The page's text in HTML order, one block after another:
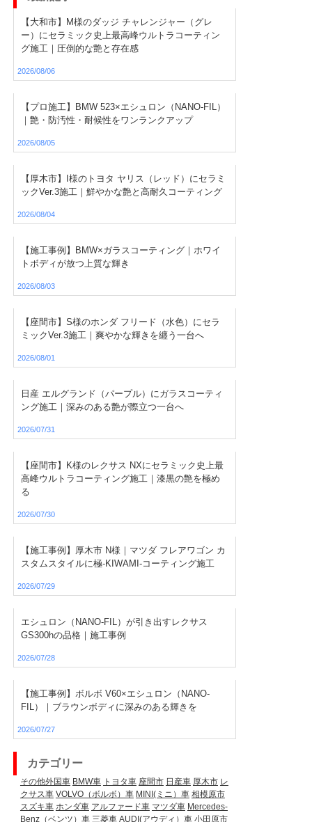
【大和市】M様のダッジ チャレンジャー（グレ
ー）にセラミック史上最高峰ウルトラコーティン
グ施工｜圧倒的な艶と存在感
2026/08/06
【プロ施工】BMW 523×エシュロン（NANO-FIL）
｜艶・防汚性・耐候性をワンランクアップ
2026/08/05
【厚木市】I様のトヨタ ヤリス（レッド）にセラミ
ックVer.3施工｜鮮やかな艶と高耐久コーティング
2026/08/04
【施工事例】BMW×ガラスコーティング｜ホワイ
トボディが放つ上質な輝き
2026/08/03
【座間市】S様のホンダ フリード（水色）にセラ
ミックVer.3施工｜爽やかな輝きを纏う一台へ
2026/08/01
日産 エルグランド（パープル）にガラスコーティ
ング施工｜深みのある艶が際立つ一台へ
2026/07/31
【座間市】K様のレクサス NXにセラミック史上最
高峰ウルトラコーティング施工｜漆黒の艶を極め
る
2026/07/30
【施工事例】厚木市 N様｜マツダ フレアワゴン カ
スタムスタイルに極-KIWAMI-コーティング施工
2026/07/29
エシュロン（NANO-FIL）が引き出すレクサス
GS300hの品格｜施工事例
2026/07/28
【施工事例】ボルボ V60×エシュロン（NANO-
FIL）｜ブラウンボディに深みのある輝きを
2026/07/27
カテゴリー
その他外国車 BMW車 トヨタ車 座間市 日産車 厚木市 レ
クサス車 VOLVO（ボルボ）車 MINI(ミニ）車 相模原市
スズキ車 ホンダ車 アルファード車 マツダ車 Mercedes-
Benz（ベンツ）車 三菱車 AUDI(アウディ）車 小田原市